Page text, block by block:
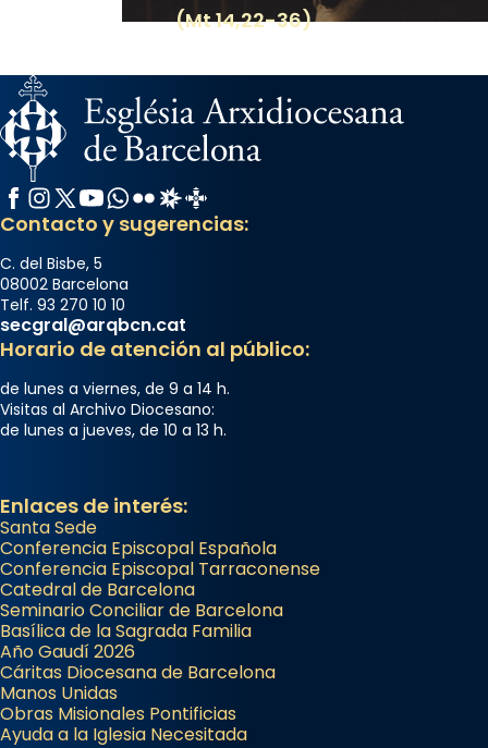
(Mt 14,22-36)
Facebook
Instagram
X / Twitter
YouTube
WhatsApp
FlickrRadio Estel
Catalunya Cristiana
Contacto y sugerencias:
C. del Bisbe, 5
08002 Barcelona
Telf. 93 270 10 10
secgral@arqbcn.cat
Horario de atención al público:
de lunes a viernes, de 9 a 14 h.
Visitas al Archivo Diocesano:
de lunes a jueves, de 10 a 13 h.
Enlaces de interés:
Santa Sede
Conferencia Episcopal Española
Conferencia Episcopal Tarraconense
Catedral de Barcelona
Seminario Conciliar de Barcelona
Basílica de la Sagrada Familia
Año Gaudí 2026
Cáritas Diocesana de Barcelona
Manos Unidas
Obras Misionales Pontificias
Ayuda a la Iglesia Necesitada